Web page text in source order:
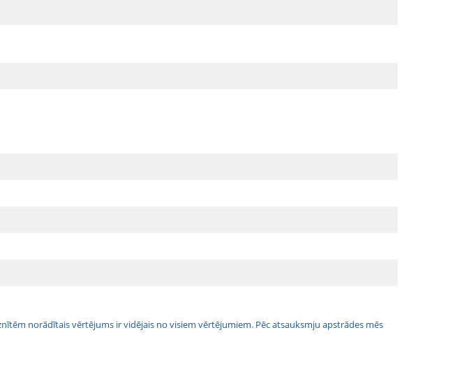
norādītais vērtējums ir vidējais no visiem vērtējumiem. Pēc atsauksmju apstrādes mēs